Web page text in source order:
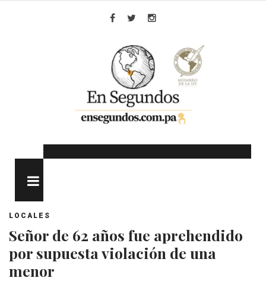
LOCALES
Señor de 62 años fue aprehendido
por supuesta violación de una
menor